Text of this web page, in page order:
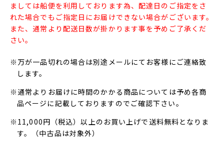
ましては船便を利用しております為、配達日のご指定をさ
れた場合でもご指定日にお届けできない場合がございます。
また、通常より配送日数が掛かります事を予めご了承くだ
さい。
※万が一品切れの場合は別途メールにてお客様にご連絡致
します。
※通常よりお届けに時間のかかる商品については予め各商
品ページに記載しておりますのでご確認下さい。
※11,000円（税込）以上のお買い上げで送料無料となりま
す。（中古品は対象外）